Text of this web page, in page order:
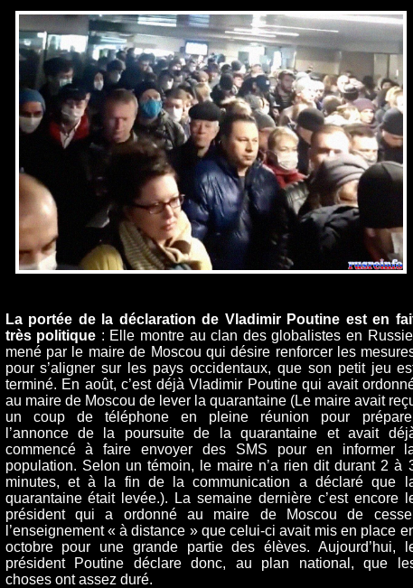
La portée de la déclaration de Vladimir Poutine est en
très politique : Elle montre au clan des globalistes en
mené par le maire de Moscou qui désire renforcer les
pour s’aligner sur les pays occidentaux, que son petit jeu
terminé. En août, c’est déjà Vladimir Poutine qui avait
au maire de Moscou de lever la quarantaine (Le maire avait
un coup de téléphone en pleine réunion pour
l’annonce de la poursuite de la quarantaine et avait
commencé à faire envoyer des SMS pour en informer
population. Selon un témoin, le maire n’a rien dit durant 2 à
minutes, et à la fin de la communication a déclaré que
quarantaine était levée.). La semaine dernière c’est encore
président qui a ordonné au maire de Moscou de
l’enseignement « à distance » que celui-ci avait mis en place
octobre pour une grande partie des élèves. Aujourd’hui,
président Poutine déclare donc, au plan national, que
choses ont assez duré.